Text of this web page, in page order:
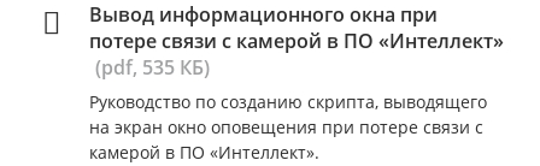
Вывод информационного окна при
потере связи с камерой в ПО «Интеллект»
(pdf, 535 КБ)
Руководство по созданию скрипта, выводящего
на экран окно оповещения при потере связи с
камерой в ПО «Интеллект».